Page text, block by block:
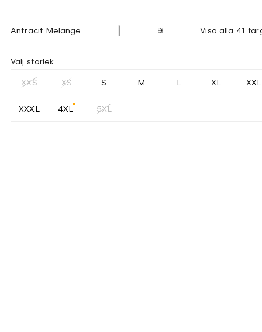
Antracit Melange Visa alla 41
Välj storlek
XXS XS S M L XL XXL
XXXL 4XL 5XL